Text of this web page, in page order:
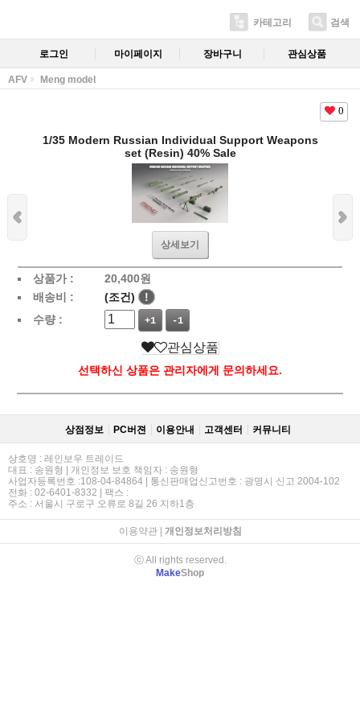
카테고리 검색
로그인 마이페이지 장바구니 관심상품
AFV Meng model
0
1/35 Modern Russian Individual Support Weapons
set (Resin) 40% Sale
상세보기
상품가 : 20,400원
배송비 :
(조건)
!
수량 :
+1 -1
관심상품
선택하신 상품은 관리자에게 문의하세요.
상점정보 PC버젼 이용안내 고객센터 커뮤니티
상호명 : 레인보우 트레이드
대표 : 송원형 | 개인정보 보호 책임자 : 송원형
사업자등록번호 :108-04-84864 | 통신판매업신고번호 : 광명시 신고 2004-102
전화 : 02-6401-8332 | 팩스 :
주소 : 서울시 구로구 오류로 8길 26 지하1층
이용약관| 개인정보처리방침
ⓒ All rights reserved.
MakeShop